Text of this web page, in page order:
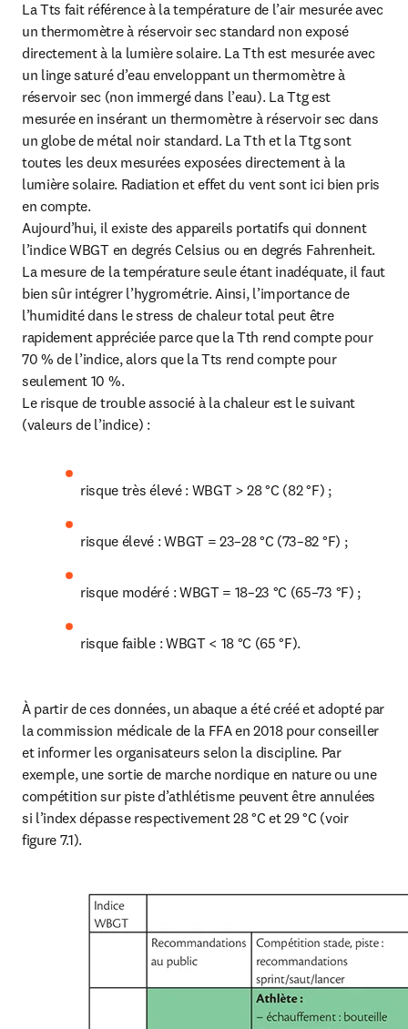
La Tts fait référence à la température de l’air mesurée avec
un thermomètre à réservoir sec standard non exposé
directement à la lumière solaire. La Tth est mesurée avec
un linge saturé d’eau enveloppant un thermomètre à
réservoir sec (non immergé dans l’eau). La Ttg est
mesurée en insérant un thermomètre à réservoir sec dans
un globe de métal noir standard. La Tth et la Ttg sont
toutes les deux mesurées exposées directement à la
lumière solaire. Radiation et effet du vent sont ici bien pris
en compte.
Aujourd’hui, il existe des appareils portatifs qui donnent
l’indice WBGT en degrés Celsius ou en degrés Fahrenheit.
La mesure de la température seule étant inadéquate, il faut
bien sûr intégrer l’hygrométrie. Ainsi, l’importance de
l’humidité dans le stress de chaleur total peut être
rapidement appréciée parce que la Tth rend compte pour
70 % de l’indice, alors que la Tts rend compte pour
seulement 10 %.
Le risque de trouble associé à la chaleur est le suivant
(valeurs de l’indice) :
risque très élevé : WBGT > 28 °C (82 °F) ;
risque élevé : WBGT = 23–28 °C (73–82 °F) ;
risque modéré : WBGT = 18–23 °C (65–73 °F) ;
risque faible : WBGT < 18 °C (65 °F).
À partir de ces données, un abaque a été créé et adopté par
la commission médicale de la FFA en 2018 pour conseiller
et informer les organisateurs selon la discipline. Par
exemple, une sortie de marche nordique en nature ou une
compétition sur piste d’athlétisme peuvent être annulées
si l’index dépasse respectivement 28 °C et 29 °C (voir
figure 7.1).